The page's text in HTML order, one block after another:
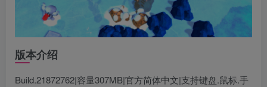
版本介绍
Build.21872762|容量307MB|官方简体中文|支持键盘.鼠标.手